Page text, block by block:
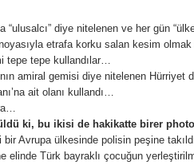
“ulusalcı” diye nitelenen ve her gün
etrafa korku salan kesim
tepe tepe kullandılar…
amiral gemisi diye nitelenen Hürriyet
ait olanı kullandı…
ki, bu ikisi de hakikatte birer
bir Avrupa ülkesinde polisin peşine
elinde Türk bayraklı çocuğun